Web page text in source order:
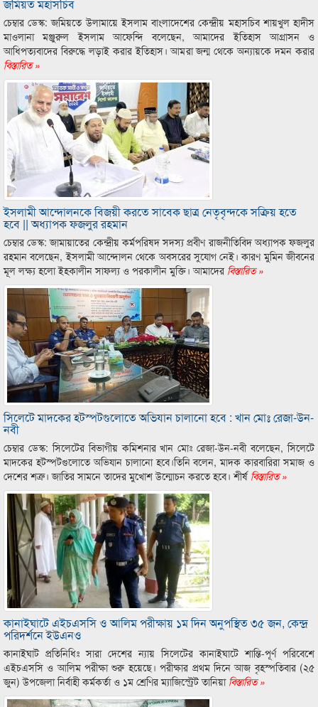
জমিয়ত মহাসচিব
চেম্বার ডেস্ক: জমিয়তে উলামায়ে ইসলাম বাংলাদেশের কেন্দ্রীয় মহাসচিব শায়খুল হাদীস
মাওলানা মঞ্জুরুল ইসলাম আফেন্দি বলেছেন, আমাদের ইতিহাস আগ্রাসন ও
আধিপত্যবাদের বিরুদ্ধে লড়াই করার ইতিহাস। আমরা জন্ম থেকে অন্যায়কে দমন করার
বিস্তারিত »
ইসলামী আন্দোলনকে বিজয়ী করতে সাবেক ছাত্র নেতৃবৃন্দকে সক্রিয় হতে
হবে || অধ্যাপক ফজলুর রহমান
চেম্বার ডেস্ক: জামায়াতের কেন্দ্রীয় কর্মপরিষদ সদস্য প্রবীণ রাজনীতিবিদ অধ্যাপক ফজলুর
রহমান বলেছেন, ইসলামী আন্দোলন থেকে অবসরের সুযোগ নেই। কারণ মুমিন জীবনের
মূল লক্ষ্য হলো ইহকালীন সাফল্য ও পরকালীন মুক্তি। আমাদের বিস্তারিত »
সিলেটে মাদকের হটস্পটগুলোতে অভিযান চালানো হবে : খান মোঃ রেজা-উন-
নবী
চেম্বার ডেস্ক: সিলেটের বিভাগীয় কমিশনার খান মোঃ রেজা-উন-নবী বলেছেন, সিলেটে
মাদকের হটস্পটগুলোতে অভিযান চালানো হবে।তিনি বলেন, মাদক কারবারিরা সমাজ ও
দেশের শত্রু। জাতির সামনে তাদের মুখোশ উন্মোচন করতে হবে। শীর্ষবিস্তারিত »
কানাইঘাটে এইচএসসি ও আলিম পরীক্ষায় ১ম দিন অনুপস্থিত ৩৫ জন, কেন্দ্র
পরিদর্শনে ইউএনও
কানাইঘাট প্রতিনিধিঃ সারা দেশের ন্যায় সিলেটের কানাইঘাটে শান্তি-পূর্ণ পরিবেশে
এইচএসসি ও আলিম পরীক্ষা শুরু হয়েছে। পরীক্ষার প্রথম দিনে আজ বৃহস্পতিবার (২৫
জুন) উপজেলা নির্বাহী কর্মকর্তা ও ১ম শ্রেণির ম্যাজিস্ট্রেট তানিয়াবিস্তারিত »